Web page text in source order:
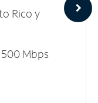
Rico y
Mbps